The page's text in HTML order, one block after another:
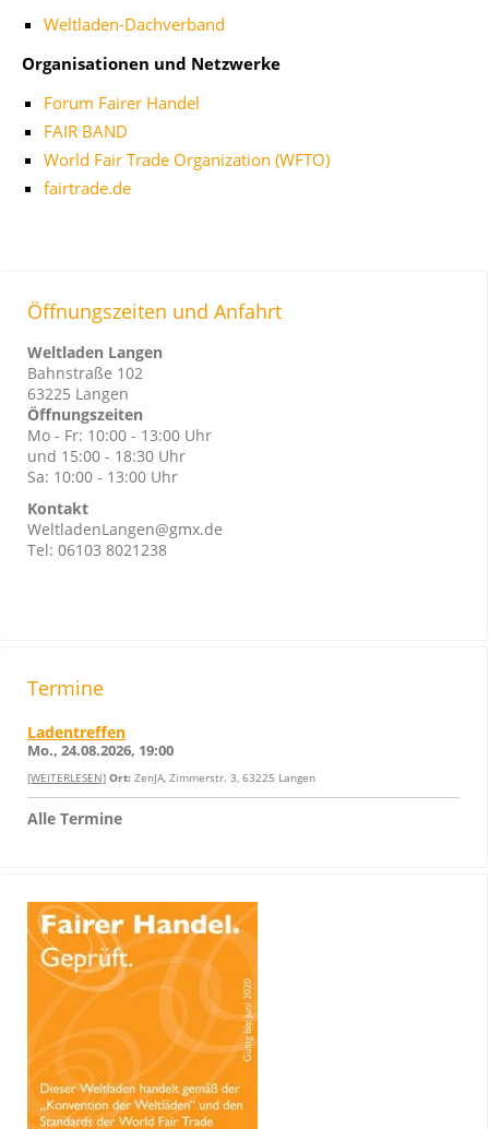
Weltladen-Dachverband
Organisationen und Netzwerke
Forum Fairer Handel
FAIR BAND
World Fair Trade Organization (WFTO)
fairtrade.de
Öffnungszeiten und Anfahrt
Weltladen Langen
Bahnstraße 102
63225 Langen
Öffnungszeiten
Mo - Fr: 10:00 - 13:00 Uhr
und 15:00 - 18:30 Uhr
Sa: 10:00 - 13:00 Uhr
Kontakt
WeltladenLangen@gmx.de
Tel: 06103 8021238
Termine
Ladentreffen
Mo., 24.08.2026, 19:00
[WEITERLESEN] Ort: ZenJA, Zimmerstr. 3, 63225 Langen
Alle Termine